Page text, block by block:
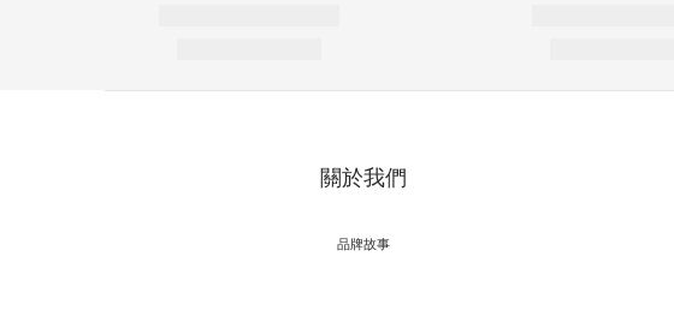
關於我們
品牌故事